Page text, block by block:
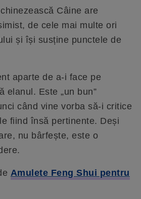
Câine are
de cele mai multe ori
și își susține punctele de
aparte de a-i face pe
elanul. Este „un bun”
când vine vorba să-i critice
fiind însă pertinente. Deși
nu bârfește, este o
Amulete Feng Shui pentru